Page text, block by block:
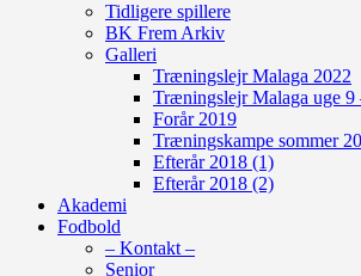
Tidligere spillere
BK Frem Arkiv
Galleri
Træningslejr Malaga 2022
Træningslejr Malaga uge 9
Forår 2019
Træningskampe sommer
Efterår 2018 (1)
Efterår 2018 (2)
Akademi
Fodbold
– Kontakt –
Senior